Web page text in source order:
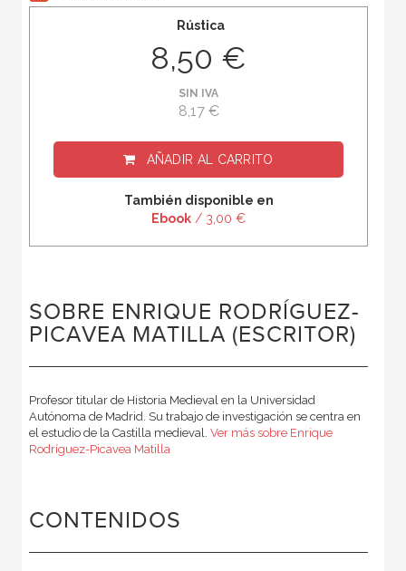
Rústica
8,50 €
SIN IVA
8,17 €
AÑADIR AL CARRITO
También disponible en
Ebook / 3,00 €
SOBRE ENRIQUE RODRÍGUEZ-
PICAVEA MATILLA (ESCRITOR)
Profesor titular de Historia Medieval en la Universidad
Autónoma de Madrid. Su trabajo de investigación se centra en
el estudio de la Castilla medieval. Ver más sobre Enrique
Rodríguez-Picavea Matilla
CONTENIDOS